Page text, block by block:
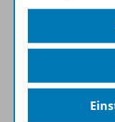
Zugehörige